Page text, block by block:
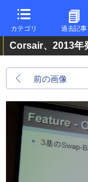
カテゴリ 過去記事
Corsair、2013年
前の画像